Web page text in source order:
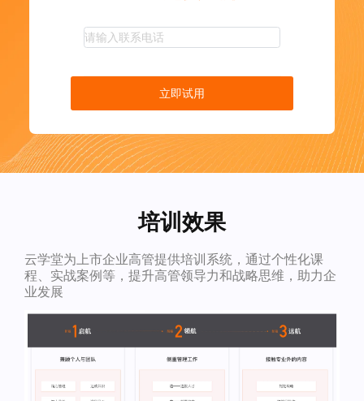
立即试用
培训效果
云学堂为上市企业高管提供培训系统，通过个性化课
程、实战案例等，提升高管领导力和战略思维，助力企
业发展